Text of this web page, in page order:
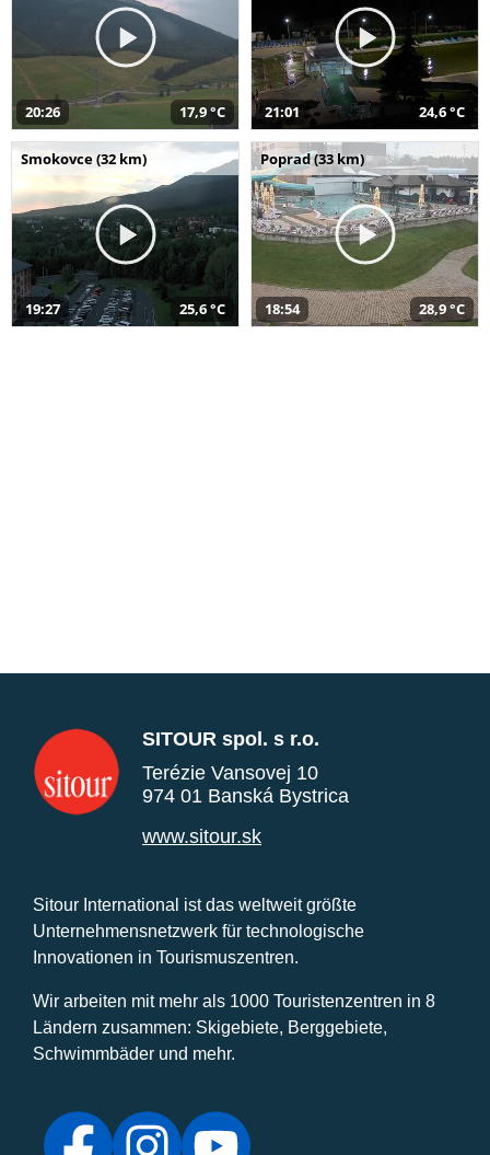
20:26 17,9 °C 21:01 24,6 °C
Smokovce (32 km)
19:27 25,6 °C
Poprad (33 km)
18:54 28,9 °C
SITOUR spol. s r.o.
Terézie Vansovej 10
974 01 Banská Bystrica
www.sitour.sk
Sitour International ist das weltweit größte
Unternehmensnetzwerk für technologische
Innovationen in Tourismuszentren.
Wir arbeiten mit mehr als 1000 Touristenzentren in 8
Ländern zusammen: Skigebiete, Berggebiete,
Schwimmbäder und mehr.